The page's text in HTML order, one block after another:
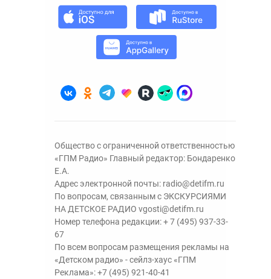
Общество с ограниченной ответственностью
«ГПМ Радио» Главный редактор: Бондаренко
Е.А.
Адрес электронной почты: radio@detifm.ru
По вопросам, связанным с ЭКСКУРСИЯМИ
НА ДЕТСКОЕ РАДИО vgosti@detifm.ru
Номер телефона редакции:+ 7 (495) 937-33-
67
По всем вопросам размещения рекламы на
«Детском радио» - сейлз-хаус «ГПМ
Реклама»:+7 (495) 921-40-41